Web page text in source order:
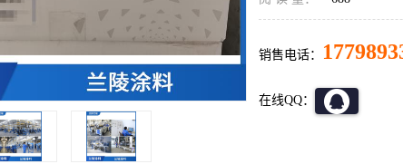
销售电话：
在线QQ：